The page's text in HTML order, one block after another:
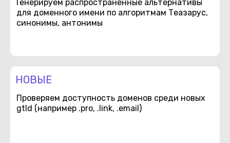
Генерируем распространенные альтернативы
для доменного имени по алгоритмам Теазарус,
синонимы, антонимы
НОВЫЕ
Проверяем доступность доменов среди новых
gtld (например .pro, .link, .email)